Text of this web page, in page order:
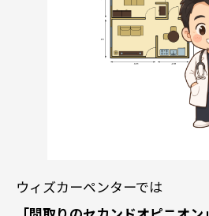
ウィズカーペンターでは